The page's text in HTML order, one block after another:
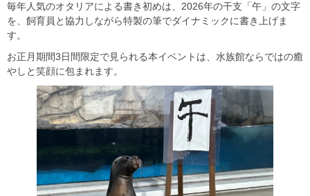
毎年人気のオタリアによる書き初めは、2026年の干支「午」の文字
を、飼育員と協力しながら特製の筆でダイナミックに書き上げま
す。
お正月期間3日間限定で見られる本イベントは、水族館ならではの癒
やしと笑顔に包まれます。